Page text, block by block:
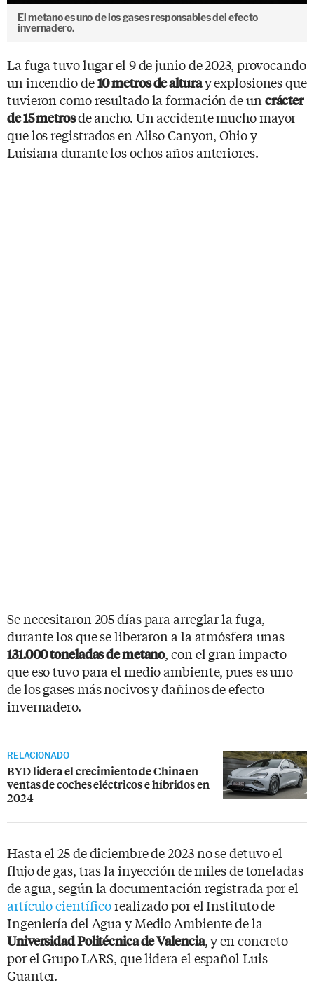
El metano es uno de los gases responsables del efecto
invernadero.
La fuga tuvo lugar el 9 de junio de 2023, provocando
un incendio de10 metros de alturay explosiones que
tuvieron como resultado la formación de un crácter
de 15 metrosde ancho. Un accidente mucho mayor
que los registrados en Aliso Canyon, Ohio y
Luisiana durante los ochos años anteriores.
Se necesitaron 205 días para arreglar la fuga,
durante los que se liberaron a la atmósfera unas
131.000 toneladas de metano, con el gran impacto
que eso tuvo para el medio ambiente, pues es uno
de los gases más nocivos y dañinos de efecto
invernadero.
RELACIONADO
BYD lidera el crecimiento de China en
ventas de coches eléctricos e híbridos en
2024
Hasta el 25 de diciembre de 2023 no se detuvo el
flujo de gas, tras la inyección de miles de toneladas
de agua, según la documentación registrada por el
artículo científicorealizado por el Instituto de
Ingeniería del Agua y Medio Ambiente de la
Universidad Politécnica de Valencia, y en concreto
por el Grupo LARS, que lidera el español Luis
Guanter.